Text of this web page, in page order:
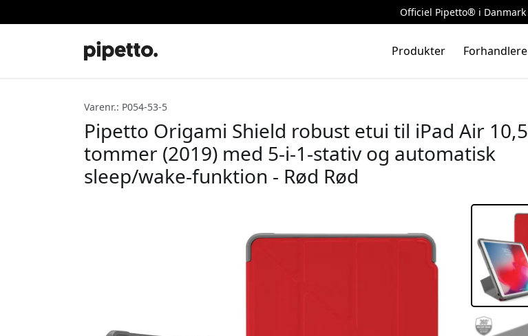
Officiel Pipetto® i Danmark
Produkter Forhandlere
Varenr.: P054-53-5
Pipetto Origami Shield robust etui til iPad Air 10,5
tommer (2019) med 5-i-1-stativ og automatisk
sleep/wake-funktion - Rød Rød